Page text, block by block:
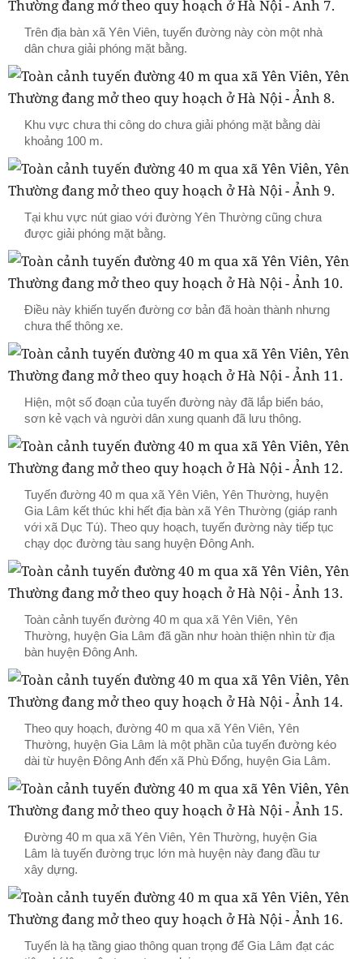
Trên địa bàn xã Yên Viên, tuyến đường này còn một nhà
dân chưa giải phóng mặt bằng.
Khu vực chưa thi công do chưa giải phóng mặt bằng dài
khoảng 100 m.
Tại khu vực nút giao với đường Yên Thường cũng chưa
được giải phóng mặt bằng.
Điều này khiến tuyến đường cơ bản đã hoàn thành nhưng
chưa thể thông xe.
Hiện, một số đoạn của tuyến đường này đã lắp biển báo,
sơn kẻ vạch và người dân xung quanh đã lưu thông.
Tuyến đường 40 m qua xã Yên Viên, Yên Thường, huyện
Gia Lâm kết thúc khi hết địa bàn xã Yên Thường (giáp ranh
với xã Dục Tú). Theo quy hoạch, tuyến đường này tiếp tục
chạy dọc đường tàu sang huyện Đông Anh.
Toàn cảnh tuyến đường 40 m qua xã Yên Viên, Yên
Thường, huyện Gia Lâm đã gần như hoàn thiện nhìn từ địa
bàn huyện Đông Anh.
Theo quy hoạch, đường 40 m qua xã Yên Viên, Yên
Thường, huyện Gia Lâm là một phần của tuyến đường kéo
dài từ huyện Đông Anh đến xã Phù Đổng, huyện Gia Lâm.
Đường 40 m qua xã Yên Viên, Yên Thường, huyện Gia
Lâm là tuyến đường trục lớn mà huyện này đang đầu tư
xây dựng.
Tuyến là hạ tầng giao thông quan trọng để Gia Lâm đạt các